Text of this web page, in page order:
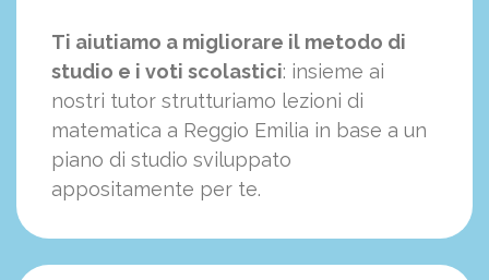
Ti aiutiamo a migliorare il metodo di
studio e i voti scolastici: insieme ai
nostri tutor strutturiamo lezioni di
matematica a Reggio Emilia in base a un
piano di studio sviluppato
appositamente per te.